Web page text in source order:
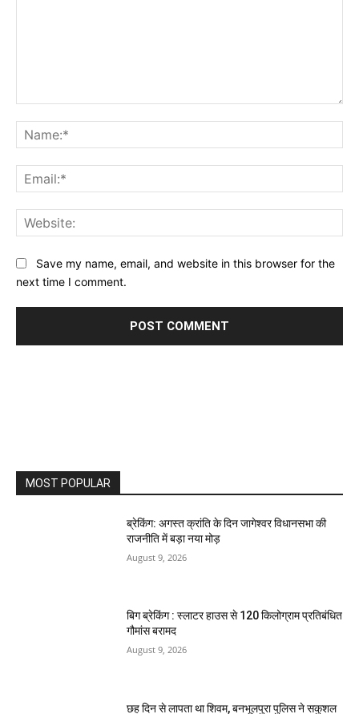
Save my name, email, and website in this browser for the
next time I comment.
MOST POPULAR
ब्रेकिंग: अगस्त क्रांति के दिन जागेश्वर विधानसभा की
राजनीति में बड़ा नया मोड़
August 9, 2026
बिग ब्रेकिंग : स्लाटर हाउस से 120 किलोग्राम प्रतिबंधित
गौमांस बरामद
August 9, 2026
छह दिन से लापता था शिवम, बनभूलपुरा पुलिस ने सकुशल